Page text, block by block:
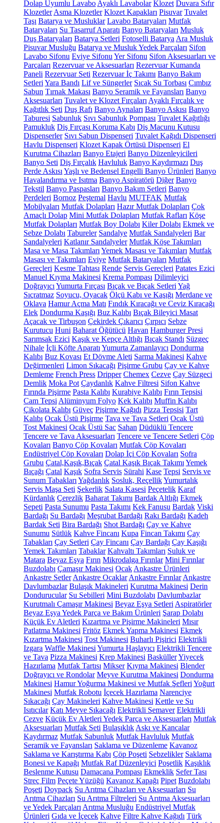
Dolap Uyumlu Lavabo Ayaklı Lavabolar Klozet Duvara Sıfır
Klozetler Asma Klozetler Klozet Kapakları Pisuvar Tuvalet
Taşı Batarya ve Musluklar Lavabo Bataryaları Mutfak
Bataryaları Su Tasarruf Aparatı Banyo Bataryaları Musluk
Duş Bataryaları Batarya Setleri Fotoselli Batarya Ara Musluk
Pisuvar Musluğu Batarya ve Musluk Yedek Parçaları Sifon
Lavabo Sifonu Eviye Sifonu Yer Sifonu Sifon Aksesuarları ve
Parçaları Rezervuar ve Aksesuarları Rezervuar Kumanda
Paneli Rezervuar Seti Rezervuar İç Takımı Banyo Bakım
Setleri Yara Bandı Lif ve Süngerler Sıcak Su Torbası Cımbız
Sabun Tırnak Makası Banyo Seramik ve Fayansları Banyo
Aksesuarları Tuvalet ve Klozet Fırçaları Ayaklı Fırçalık ve
Kağıtlık Seti Duş Rafı Banyo Aynaları Banyo Askısı Banyo
Taburesi Sabunluk Sıvı Sabunluk Pompası Tuvalet Kağıtlığı
Pamukluk Diş Fırçası Koruma Kabı Diş Macunu Kutusu
Dispenserler Sıvı Sabun Dispenseri Tuvalet Kağıdı Dispenseri
Havlu Dispenseri Klozet Kapak Örtüsü Dispenseri El
Kurutma Cihazları Banyo Etajeri Banyo Düzenleyicileri
Banyo Seti Diş Fırçalık Havluluk Banyo Kaydırmazı Duş
Perde Askısı Yaşlı ve Bedensel Engelli Banyo Ürünleri Banyo
Havalandırma ve Isıtma Banyo Aspiratörü Diğer Banyo
Tekstil Banyo Paspasları Banyo Bakım Setleri Banyo
Perdeleri Bornoz Peştemal Havlu MUTFAK Mutfak
Mobilyaları Mutfak Dolapları Hazır Mutfak Dolapları Çok
Amaçlı Dolap Mini Mutfak Dolapları Mutfak Rafları Köşe
Mutfak Dolapları Mutfak Boy Dolabı Kiler Dolabı Ekmek ve
Sebze Dolabı Tabureler Sandalye Mutfak Sandalyeleri Bar
Sandalyeleri Katlanır Sandalyeler Mutfak Köşe Takımları
Masa ve Masa Takımları Yemek Masası ve Takımları Mutfak
Masası ve Takımları Eviye Mutfak Bataryaları Mutfak
Gereçleri Kesme Tahtası Rende Servis Gereçleri Patates Ezici
Manuel Kıyma Makinesi Krema Pompası Dilimleyici
Doğrayıcı Yumurta Fırçası Bıçak ve Bıçak Setleri Yağ
Sıçratmaz Soyucu, Oyacak Ölçü Kabı ve Kaşığı Merdane ve
Oklava Hamur Açma Matı Fındık Kıracağı ve Ceviz Kıracağı
Elek Dondurma Kaşığı Buz Kalıbı Bıçak Bileyici Masat
Açacak ve Tirbuşon Çekirdek Çıkarıcı Çırpıcı Sebze
Kurutucu Huni Baharat Öğütücü Havan Hamburger Presi
Sarımsak Ezici Kaşık ve Kepçe Altlığı Bıçak Standı Süzgeç
Nihale İçli Köfte Aparatı Yumurta Zamanlayıcı Dondurma
Kalıbı Buz Kovası Et Dövme Aleti Sarma Makinesi Kahve
Değirmenleri Limon Sıkacağı Pişirme Grubu Çay ve Kahve
Demleme French Press Dripper Chemex Cezve Çay Süzgeci
Demlik Moka Pot Çaydanlık Kahve Filtresi Sifon Kahve
Fırında Pişirme Pasta Kalıbı Kurabiye Kalıbı Fırın Tepsisi
Cam Tepsi Alüminyum Folyo Kek Kalıbı Muffin Kalıbı
Çikolata Kalıbı Güveç Pişirme Kağıdı Pizza Tepsisi Tart
Kalıbı Ocak Üstü Pişirme Tava ve Tava Setleri Ocak Üstü
Tost Makinesi Ocak Üstü Sac Sahan Düdüklü Tencere
Tencere ve Tava Aksesuarları Tencere ve Tencere Setleri Çöp
Kovaları Banyo Çöp Kovaları Mutfak Çöp Kovaları
Endüstriyel Çöp Kovaları Dolap İçi Çöp Kovaları Sofra
Grubu Çatal,Kaşık,Bıçak Çatal Kaşık Bıçak Takımı Yemek
Bıçağı Çatal Kaşık Sofra Servis Sürahi Kase Tepsi Servis ve
Sunum Tabakları Yağdanlık Sosluk, ReçellikYumurtalık
Servis Maşa Seti Şekerlik Salata Kasesi Peçetelik Karaf
Kürdanlık Çerezlik Baharat Takımı Bardak Altlığı Ekmek
Sepeti Pasta Sunumu Pasta Takımı Kek Fanusu Bardak Viski
Bardağı Su Bardağı Meşrubat Bardağı Rakı Bardağı Kadeh
Bardak Seti Bira Bardağı Shot Bardağı Çay ve Kahve
Sunumu Sütlük Kahve Fincanı Kupa Fincan Takımı Çay
Tabakları Çay Setleri Çay Fincanı Çay Bardağı Çay Kaşığı
Yemek Takımları Tabaklar Kahvaltı Takımları Suluk ve
Matara Beyaz Eşya Fırın Mikrodalga Fırınlar Mini Fırınlar
Buzdolabı Çamaşır Makinesi Ocak Ankastre Ürünleri
Ankastre Setler Ankastre Ocaklar Ankastre Fırınlar Ankastre
Davlumbazlar Bulaşık Makineleri Kurutma Makinesi Derin
Dondurucular Su Sebilleri Mini Buzdolabı Davlumbazlar
Kurutmalı Çamaşır Makinesi Beyaz Eşya Setleri Aspiratörler
Beyaz Eşya Yedek Parça ve Bakım Ürünleri Şarap Dolabı
Küçük Ev Aletleri Kızartma ve Pişirme Makineleri Mısır
Patlatma Makinesi Fritöz Ekmek Yapma Makinesi Ekmek
Kızartma Makinesi Tost Makinesi Buharlı Pişirici Elektrikli
Izgara Waffle Makinesi Yumurta Haşlayıcı Elektrikli Tencere
ve Tava Pizza Makinesi Krep Makinesi BasküllerYiyecek
Hazırlama Mutfak Tartısı Mikser Kıyma Makinesi Blender
Doğrayıcı ve Rondolar Meyve Kurutma Makinesi Dondurma
Makinesi Hamur Yoğurma Makinesi ve Mutfak Şefleri Yoğurt
Makinesi Mutfak Robotu İçecek Hazırlama Narenciye
Sıkacağı Çay Makineleri Kahve Makinesi Kettle ve Su
Isıtıcılar Katı Meyve Sıkacağı Elektrikli Semaver Elektrikli
Cezve Küçük Ev Aletleri Yedek Parça ve Aksesuarları Mutfak
Aksesuarları Mutfak Seti Bulaşıklık Askı ve Kancalar
Kaydırmaz Mutfak Sabunluk Mutfak Havluluk Mutfak
Seramik ve Fayansları Saklama ve Düzenleme Kavanoz
Saklama ve Karıştırma Kabı Çöp Poşeti Sebzelikler Saklama
Bonesi ve Kapağı Mutfak Raf Düzenleyici Poşetlik Kaşıklık
Beslenme Kutusu Damacana Pompası Ekmeklik Sefer Tası
Streç Film Peçete Yüzüğü Kavanoz Kapağı Pipet Buzdolabı
Poşeti Doypack Su Arıtma Cihazları ve Aksesuarları Su
Arıtma Cihazları Su Arıtma Filtreleri Su Arıtma Aksesuarları
ve Yedek Parçaları Arıtma Musluğu Endüstriyel Mutfak
Ürünleri Gıda ve İçecek Kahve Filtre Kahve Kağıdı Türk